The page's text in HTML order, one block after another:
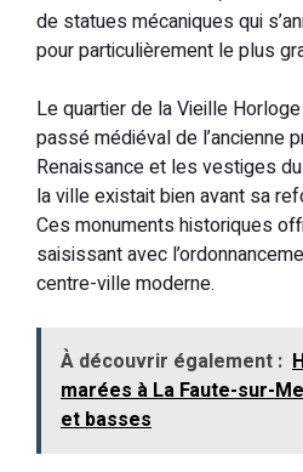
de statues mécaniques qui
pour particulièrement le plus
Le quartier de la Vieille
passé médiéval de l’ancienne
Renaissance et les vestiges
la ville existait bien avant sa
Ces monuments historiques
saisissant avec
centre-ville moderne.
À découvrir également :
marées à La Faute-sur-
et basses